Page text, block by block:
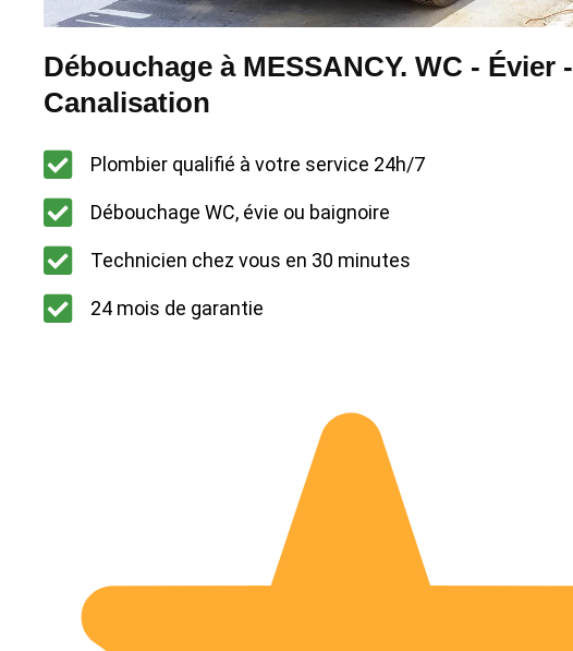
Débouchage à MESSANCY. WC - Évier -
Canalisation
Plombier qualifié à votre service 24h/7
Débouchage WC, évie ou baignoire
Technicien chez vous en 30 minutes
24 mois de garantie